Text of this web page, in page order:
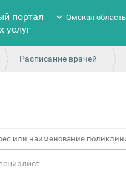
портал
услуг
Омская область
Расписание врачей